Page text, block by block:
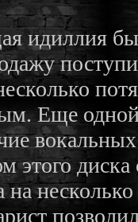
идиллия
Еще
этого
на